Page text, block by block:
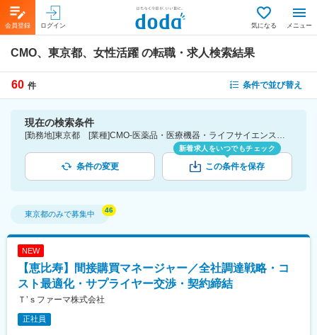
会員登録 ログイン 気になる メニュー
CMO、東京都、女性活躍 の転職・求人検索結果
60 件 条件で並び替え
現在の検索条件
[勤務地]東京都 [業種]CMO-医薬品・医療機器・ライフサイエンス・医療系サービス [詳細条件](会社・職場の環境)女性活躍
条件の変更
新着求人をいつでもチェック
この条件を保存
東京都のみで募集中
NEW
【恵比寿】間接購買マネージャー／全社調達戦略・コ
スト最適化・サプライヤー交渉・契約締結
Ｔ’ｓファーマ株式会社
正社員